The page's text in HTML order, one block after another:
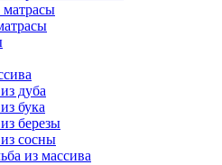
матрасы
дуба
бука
березы
сосны
из массива